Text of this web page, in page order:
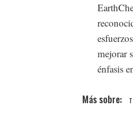
mejorar
énfasis